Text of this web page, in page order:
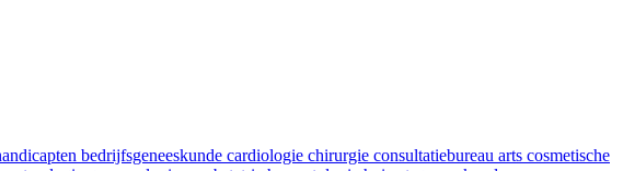
bedrijfsgeneeskunde cardiologie chirurgie consultatiebureau arts cosmetische